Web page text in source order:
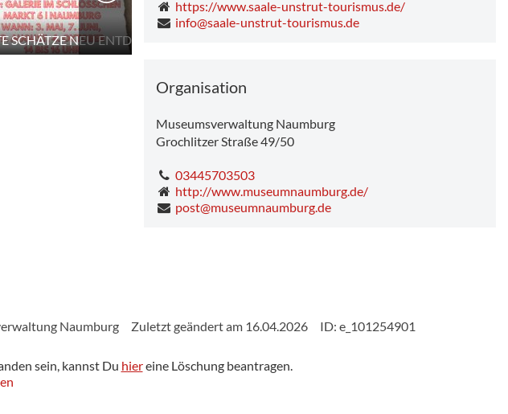
https://www.saale-unstrut-tourismus.de/
info@saale-unstrut-tourismus.de
Organisation
Museumsverwaltung Naumburg
Grochlitzer Straße 49/50
03445703503
http://www.museumnaumburg.de/
post@museumnaumburg.de
Naumburg Zuletzt geändert am 16.04.2026 ID: e_101254901
sein, kannst Du hiereine Löschung beantragen.